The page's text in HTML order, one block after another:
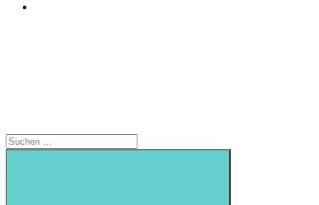
Suchen
nach: